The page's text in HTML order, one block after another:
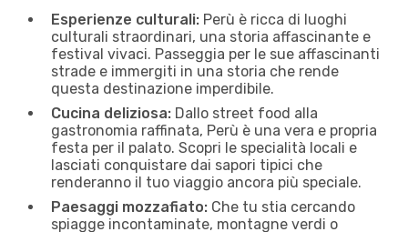
Esperienze culturali: Perù è ricca di luoghi
culturali straordinari, una storia affascinante e
festival vivaci. Passeggia per le sue affascinanti
strade e immergiti in una storia che rende
questa destinazione imperdibile.
Cucina deliziosa: Dallo street food alla
gastronomia raffinata, Perù è una vera e propria
festa per il palato. Scopri le specialità locali e
lasciati conquistare dai sapori tipici che
renderanno il tuo viaggio ancora più speciale.
Paesaggi mozzafiato: Che tu stia cercando
spiagge incontaminate, montagne verdi o